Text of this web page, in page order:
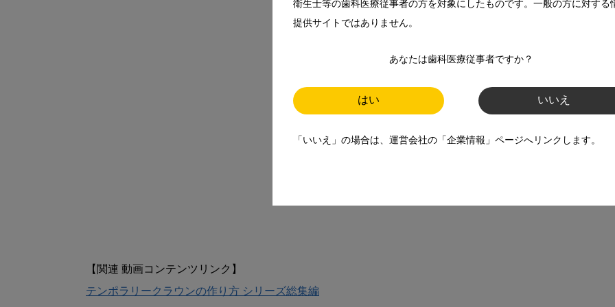
衛生士等の歯科医療従事者の方を対象にしたものです。一般の方に対する
提供サイトではありません。
あなたは歯科医療従事者ですか？
はい いいえ
「いいえ」の場合は、運営会社の「企業情報」ページへリンクします。
テンポラリークラウンの作り方 シリーズ総集編